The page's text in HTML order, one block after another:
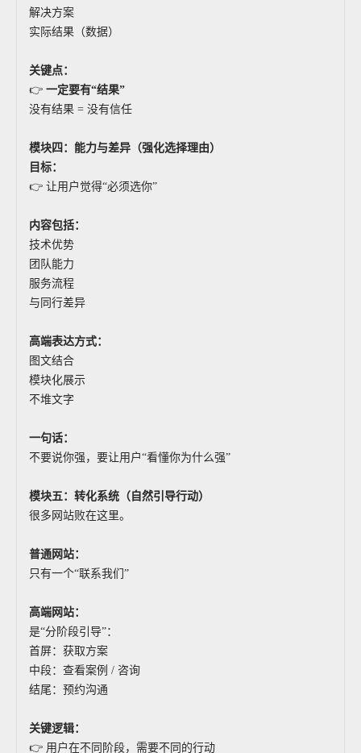
解决方案
实际结果（数据）
关键点：
👉 一定要有“结果”
没有结果 = 没有信任
模块四：能力与差异（强化选择理由）
目标：
👉 让用户觉得“必须选你”
内容包括：
技术优势
团队能力
服务流程
与同行差异
高端表达方式：
图文结合
模块化展示
不堆文字
一句话：
不要说你强，要让用户“看懂你为什么强”
模块五：转化系统（自然引导行动）
很多网站败在这里。
普通网站：
只有一个“联系我们”
高端网站：
是“分阶段引导”：
首屏：获取方案
中段：查看案例 / 咨询
结尾：预约沟通
关键逻辑：
👉 用户在不同阶段，需要不同的行动